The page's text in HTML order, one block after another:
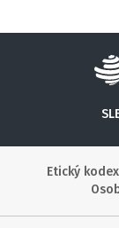
Etický kodex